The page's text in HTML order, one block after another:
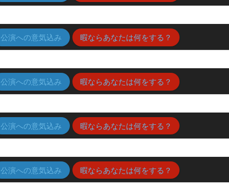
公演への意気込み 暇ならあなたは何をする？
公演への意気込み 暇ならあなたは何をする？
公演への意気込み 暇ならあなたは何をする？
公演への意気込み 暇ならあなたは何をする？